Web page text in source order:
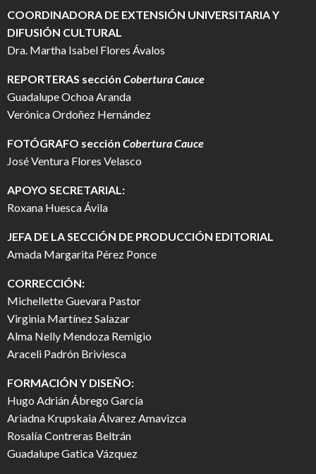
COORDINADORA DE EXTENSIÓN UNIVERSITARIA Y
DIFUSIÓN CULTURAL
Dra. Martha Isabel Flores Ávalos
REPORTERAS sección Cobertura Cauce
Guadalupe Ochoa Aranda
Verónica Ordoñez Hernández
FOTÓGRAFO sección Cobertura Cauce
José Ventura Flores Velasco
APOYO SECRETARIAL:
Roxana Huesca Ávila
JEFA DE LA SECCIÓN DE PRODUCCIÓN EDITORIAL
Amada Margarita Pérez Ponce
CORRECCIÓN:
Michellette Guevara Pastor
Virginia Martínez Salazar
Alma Nelly Mendoza Remigio
Araceli Padrón Briviesca
FORMACIÓN Y DISEÑO:
Hugo Adrián Ábrego García
Ariadna Krupskaia Álvarez Amavizca
Rosalía Contreras Beltrán
Guadalupe Gatica Vázquez